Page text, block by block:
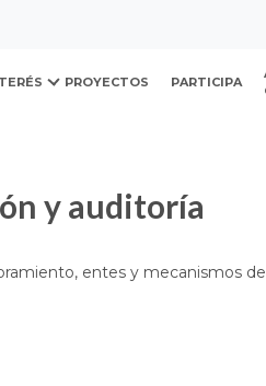
PROYECTOS PARTICIPA
Informes de gestión, evaluación
y auditoría
entes y mecanismos